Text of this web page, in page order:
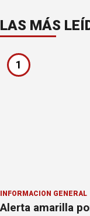
LAS MÁS
1
INFORMACION GENERAL
Alerta amarilla